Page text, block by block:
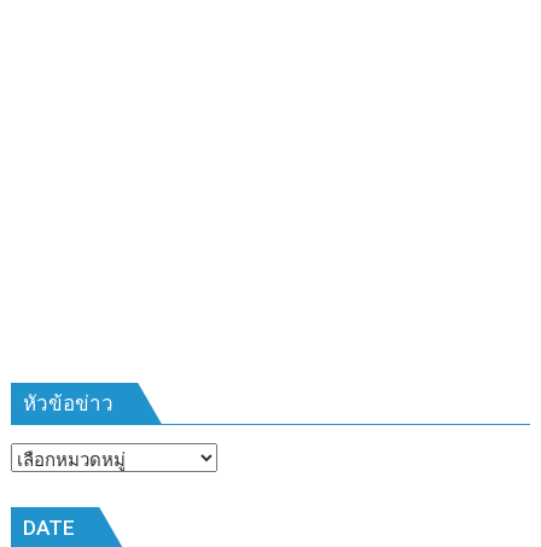
๒๕๖๙
หัวข้อข่าว
หัวข้อ
DATE